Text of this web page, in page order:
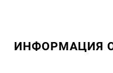
ИНФОРМАЦИЯ